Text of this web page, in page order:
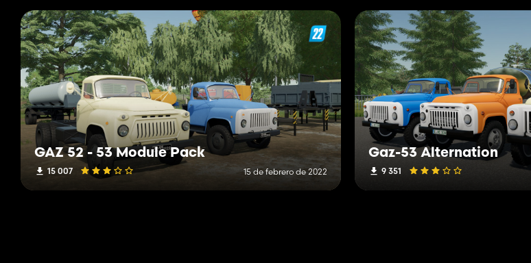
GAZ 52 - 53 Module Pack
15 007 15 de febrero de 2022
Gaz-53 Alternation
9 351